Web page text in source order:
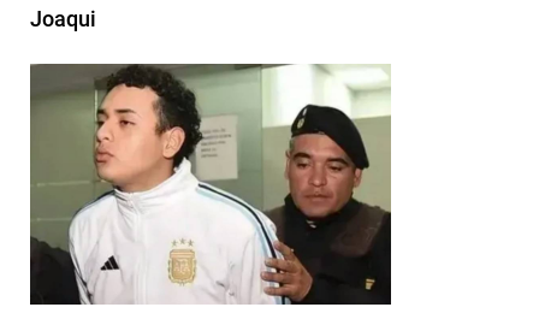
Joaqui